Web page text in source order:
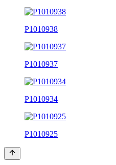
P1010938
P1010937
P1010934
P1010925